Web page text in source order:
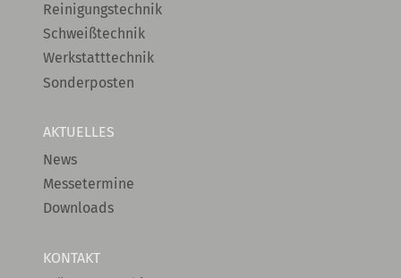
Reinigungstechnik
Schweißtechnik
Werkstatttechnik
Sonderposten
AKTUELLES
News
Messetermine
Downloads
KONTAKT